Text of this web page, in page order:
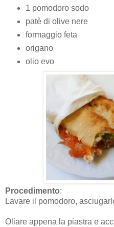
1 pomodoro sodo
patè di olive nere
formaggio feta
origano
olio evo
Procedimento:
Lavare il pomodoro,
Oliare appena la piastra e